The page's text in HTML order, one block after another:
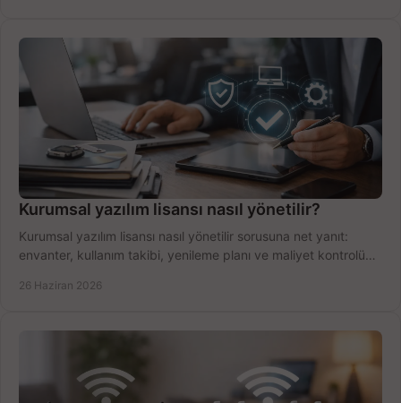
Kurumsal yazılım lisansı nasıl yönetilir?
Kurumsal yazılım lisansı nasıl yönetilir sorusuna net yanıt:
envanter, kullanım takibi, yenileme planı ve maliyet kontrolü
26 Haziran 2026